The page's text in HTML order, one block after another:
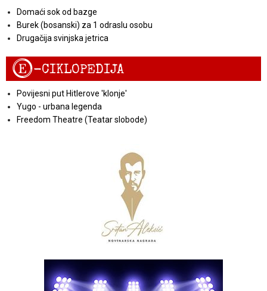
Domaći sok od bazge
Burek (bosanski) za 1 odraslu osobu
Drugačija svinjska jetrica
E-CIKLOPEDIJA
Povijesni put Hitlerove 'klonje'
Yugo - urbana legenda
Freedom Theatre (Teatar slobode)